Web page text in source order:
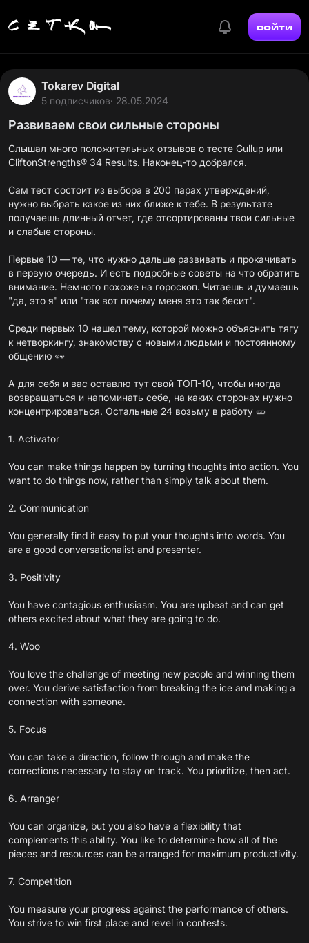
войти
Tokarev Digital
5 подписчиков· 28.05.2024
Развиваем свои сильные стороны
Слышал много положительных отзывов о тесте Gullup или
CliftonStrengths® 34 Results. Наконец-то добрался.
Сам тест состоит из выбора в 200 парах утверждений,
нужно выбрать какое из них ближе к тебе. В результате
получаешь длинный отчет, где отсортированы твои сильные
и слабые стороны.
Первые 10 — те, что нужно дальше развивать и прокачивать
в первую очередь. И есть подробные советы на что обратить
внимание. Немного похоже на гороскоп. Читаешь и думаешь
"да, это я" или "так вот почему меня это так бесит".
Среди первых 10 нашел тему, которой можно объяснить тягу
к нетворкингу, знакомству с новыми людьми и постоянному
общению 👀
А для себя и вас оставлю тут свой ТОП-10, чтобы иногда
возвращаться и напоминать себе, на каких сторонах нужно
концентрироваться. Остальные 24 возьму в работу 🥒
1. Activator
You can make things happen by turning thoughts into action. You
want to do things now, rather than simply talk about them.
2. Communication
You generally find it easy to put your thoughts into words. You
are a good conversationalist and presenter.
3. Positivity
You have contagious enthusiasm. You are upbeat and can get
others excited about what they are going to do.
4. Woo
You love the challenge of meeting new people and winning them
over. You derive satisfaction from breaking the ice and making a
connection with someone.
5. Focus
You can take a direction, follow through and make the
corrections necessary to stay on track. You prioritize, then act.
6. Arranger
You can organize, but you also have a flexibility that
complements this ability. You like to determine how all of the
pieces and resources can be arranged for maximum productivity.
7. Competition
You measure your progress against the performance of others.
You strive to win first place and revel in contests.